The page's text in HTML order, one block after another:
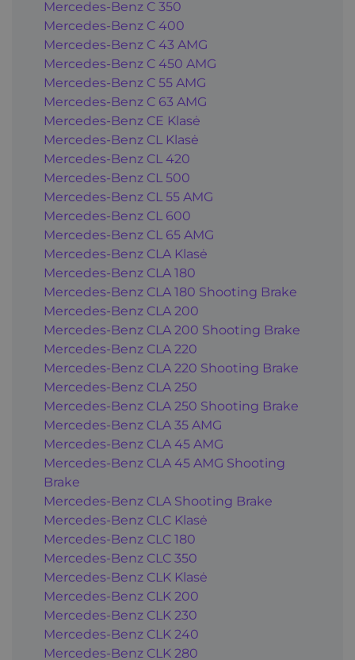
Mercedes-Benz C 350
Mercedes-Benz C 400
Mercedes-Benz C 43 AMG
Mercedes-Benz C 450 AMG
Mercedes-Benz C 55 AMG
Mercedes-Benz C 63 AMG
Mercedes-Benz CE Klasė
Mercedes-Benz CL Klasė
Mercedes-Benz CL 420
Mercedes-Benz CL 500
Mercedes-Benz CL 55 AMG
Mercedes-Benz CL 600
Mercedes-Benz CL 65 AMG
Mercedes-Benz CLA Klasė
Mercedes-Benz CLA 180
Mercedes-Benz CLA 180 Shooting Brake
Mercedes-Benz CLA 200
Mercedes-Benz CLA 200 Shooting Brake
Mercedes-Benz CLA 220
Mercedes-Benz CLA 220 Shooting Brake
Mercedes-Benz CLA 250
Mercedes-Benz CLA 250 Shooting Brake
Mercedes-Benz CLA 35 AMG
Mercedes-Benz CLA 45 AMG
Mercedes-Benz CLA 45 AMG Shooting
Brake
Mercedes-Benz CLA Shooting Brake
Mercedes-Benz CLC Klasė
Mercedes-Benz CLC 180
Mercedes-Benz CLC 350
Mercedes-Benz CLK Klasė
Mercedes-Benz CLK 200
Mercedes-Benz CLK 230
Mercedes-Benz CLK 240
Mercedes-Benz CLK 280